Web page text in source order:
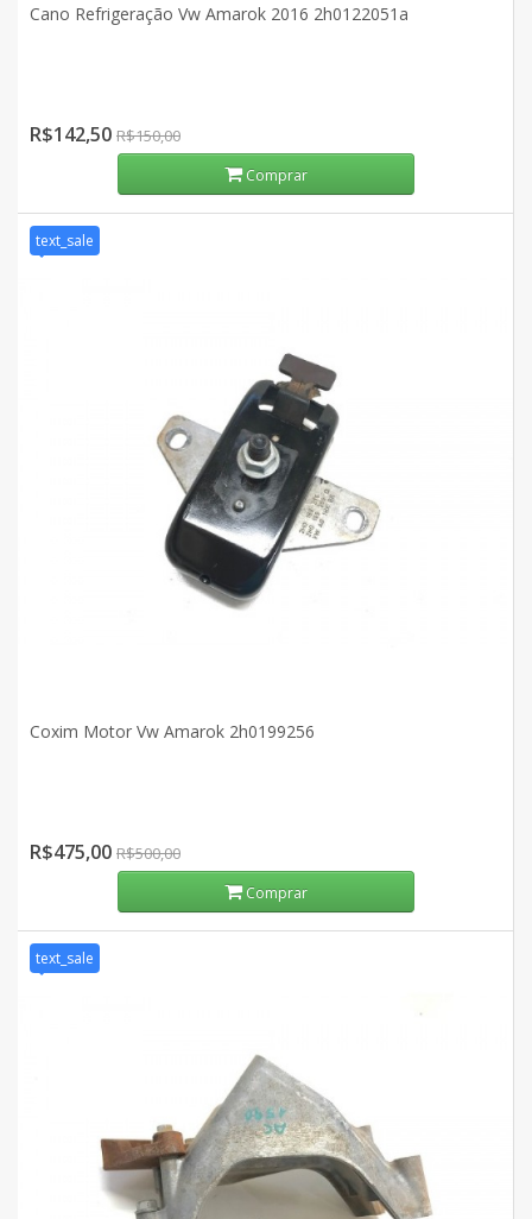
Cano Refrigeração Vw Amarok 2016 2h0122051a
R$142,50 R$150,00
Comprar
text_sale
Coxim Motor Vw Amarok 2h0199256
R$475,00 R$500,00
Comprar
text_sale